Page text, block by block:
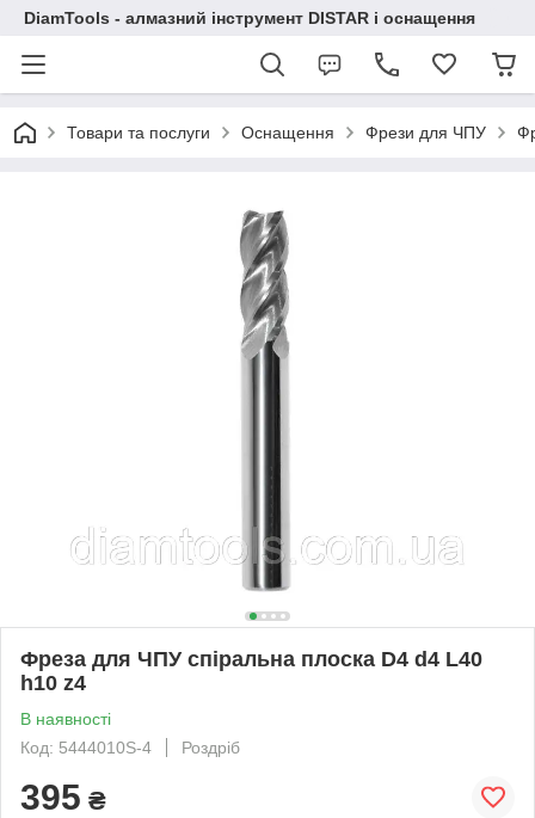
DiamTools - алмазний інструмент DISTAR і оснащення
Товари та послуги Оснащення Фрези для ЧПУ
Фреза для ЧПУ спіральна плоска D4 d4 L40
h10 z4
В наявності
Код: 5444010S-4
Роздріб
395 ₴